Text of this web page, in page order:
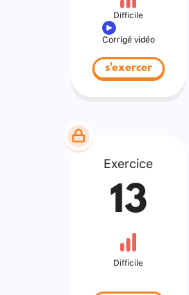
Difficile
Corrigé vidéo
s'exercer
Exercice
13
Difficile